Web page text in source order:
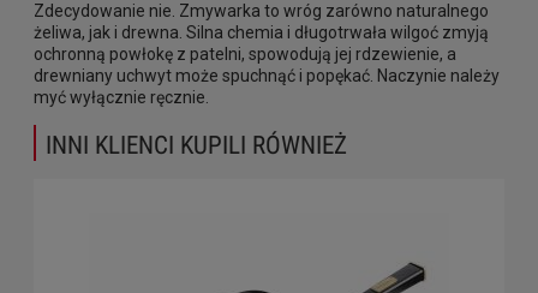
Zdecydowanie nie. Zmywarka to wróg zarówno naturalnego
żeliwa, jak i drewna. Silna chemia i długotrwała wilgoć zmyją
ochronną powłokę z patelni, spowodują jej rdzewienie, a
drewniany uchwyt może spuchnąć i popękać. Naczynie należy
myć wyłącznie ręcznie.
INNI KLIENCI KUPILI RÓWNIEŻ